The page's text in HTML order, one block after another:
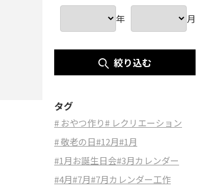
年 月
絞り込む
タグ
# おやつ作り# レクリエーション
# 敬老の日#12月#1月
#1月お誕生日会#3月カレンダー
#4月#7月#7月カレンダー工作